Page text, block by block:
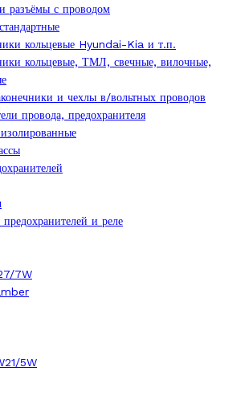
разъёмы с проводом
кольцевые Hyundai-Kia и т.п.
кольцевые, ТМЛ, свечные, вилочные,
и чехлы в/вольтных проводов
провода, предохранителя
и реле
7W
5W